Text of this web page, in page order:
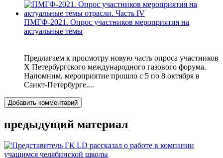
ПМГФ-2021. Опрос участников мероприятия на
актуальные темы
Предлагаем к просмотру новую часть опроса участников
X Петербургского международного газового форума.
Напомним, мероприятие прошло с 5 по 8 октября в
Санкт-Петербурге....
Добавить комментарий
предыдущий материал